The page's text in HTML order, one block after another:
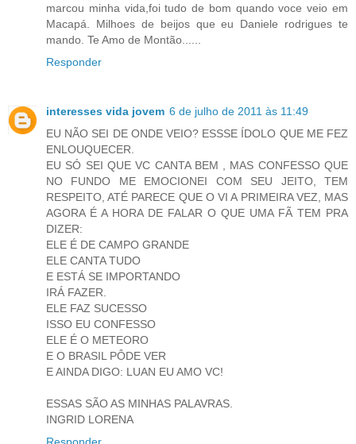
marcou minha vida,foi tudo de bom quando voce veio em
Macapá. Milhoes de beijos que eu Daniele rodrigues te
mando. Te Amo de Montão......
Responder
interesses vida jovem 6 de julho de 2011 às 11:49
EU NÃO SEI DE ONDE VEIO? ESSSE ÍDOLO QUE ME FEZ
ENLOUQUECER.
EU SÓ SEI QUE VC CANTA BEM , MAS CONFESSO QUE
NO FUNDO ME EMOCIONEI COM SEU JEITO, TEM
RESPEITO, ATÉ PARECE QUE O VI A PRIMEIRA VEZ, MAS
AGORA É A HORA DE FALAR O QUE UMA FÃ TEM PRA
DIZER:
ELE É DE CAMPO GRANDE
ELE CANTA TUDO
E ESTÁ SE IMPORTANDO
IRÁ FAZER.
ELE FAZ SUCESSO
ISSO EU CONFESSO
ELE É O METEORO
E O BRASIL PÔDE VER
E AINDA DIGO: LUAN EU AMO VC!
ESSAS SÃO AS MINHAS PALAVRAS.
INGRID LORENA